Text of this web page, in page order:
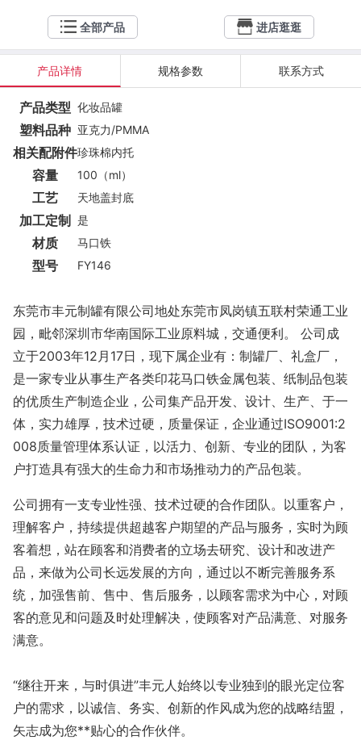
全部产品 进店逛逛
产品详情 规格参数 联系方式
产品类型 化妆品罐
塑料品种 亚克力/PMMA
相关配附件珍珠棉内托
容量 100（ml）
工艺 天地盖封底
加工定制 是
材质 马口铁
型号 FY146
东莞市丰元制罐有限公司地处东莞市凤岗镇五联村荣通工业
园，毗邻深圳市华南国际工业原料城，交通便利。 公司成
立于2003年12月17日，现下属企业有：制罐厂、礼盒厂，
是一家专业从事生产各类印花马口铁金属包装、纸制品包装
的优质生产制造企业，公司集产品开发、设计、生产、于一
体，实力雄厚，技术过硬，质量保证，企业通过ISO9001:2
008质量管理体系认证，以活力、创新、专业的团队，为客
户打造具有强大的生命力和市场推动力的产品包装。
公司拥有一支专业性强、技术过硬的合作团队。以重客户，
理解客户，持续提供超越客户期望的产品与服务，实时为顾
客着想，站在顾客和消费者的立场去研究、设计和改进产
品，来做为公司长远发展的方向，通过以不断完善服务系
统，加强售前、售中、售后服务，以顾客需求为中心，对顾
客的意见和问题及时处理解决，使顾客对产品满意、对服务
满意。
“继往开来，与时俱进”丰元人始终以专业独到的眼光定位客
户的需求，以诚信、务实、创新的作风成为您的战略结盟，
矢志成为您**贴心的合作伙伴。